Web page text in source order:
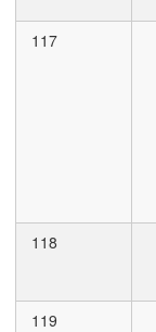
117
118
119